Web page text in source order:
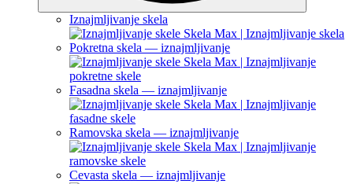
Iznajmljivanje skela
Pokretna skela — iznajmljivanje
Fasadna skela — iznajmljivanje
Ramovska skela — iznajmljivanje
Cevasta skela — iznajmljivanje